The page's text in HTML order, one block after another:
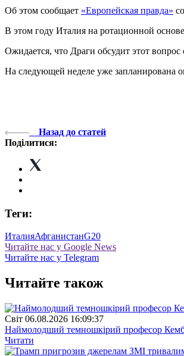
Об этом сообщает «Европейская правда»
В этом году Италия на ротационной
Ожидается, что Драги обсудит этот
На следующей неделе уже запланирована
Назад до статей
Поділитися:
Теги:
ИталияАфганистанG20
Читайте нас у Google News
Читайте нас у Telegram
Читайте також
Свiт 06.08.2026 16:09:37
Наймолодший темношкірий професор
Читати